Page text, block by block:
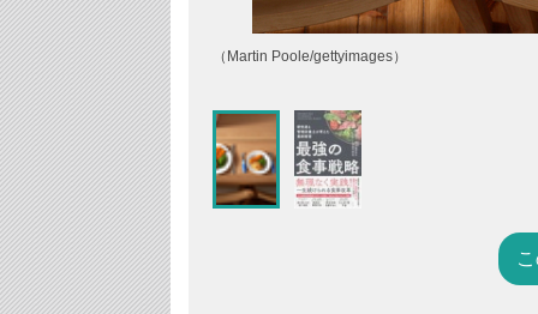
（Martin Poole/gettyimages）